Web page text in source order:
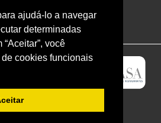
ajudá-lo a navegar
determinadas
você
cookies funcionais